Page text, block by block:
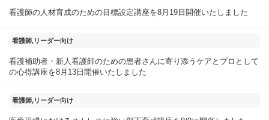
看護師の人材育成のための目標設定講座を8月19日開催いたしました
2025年08月14日
看護師,リーダー向け
看護補助者・新人看護師のための患者さんに寄り添うケアとプロとして
の心得講座を8月13日開催いたしました
2025年08月10日
看護師,リーダー向け